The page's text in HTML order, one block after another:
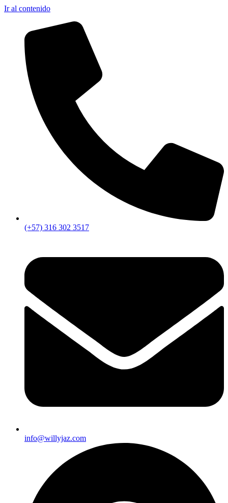
Ir al contenido
(+57) 316 302 3517
info@willyjaz.com